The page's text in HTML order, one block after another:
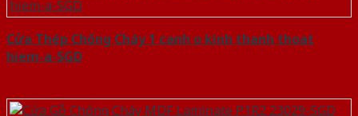
Cửa Thép Chống Cháy 1 canh o kinh thanh thoat
hiem-a-SGD